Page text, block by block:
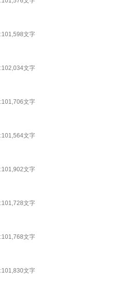
1,598文字
2,034文字
1,706文字
1,564文字
1,902文字
1,728文字
1,768文字
1,830文字